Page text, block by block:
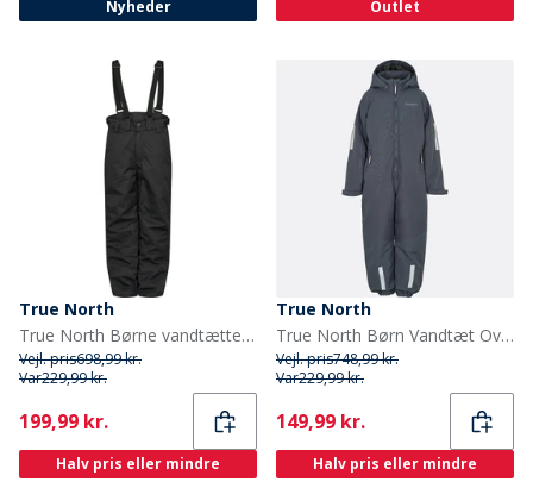
Nyheder Outlet
True North
True North Børne vandtætte snebukser sort
Vejl. pris698,99 kr.
Var229,99 kr.
Current
199,99 kr.
Halv pris eller mindre
True North
True North Børn Vandtæt Overalls Oxford Snedragt Nattehimmel
Vejl. pris748,99 kr.
Var229,99 kr.
Current
149,99 kr.
Halv pris eller mindre